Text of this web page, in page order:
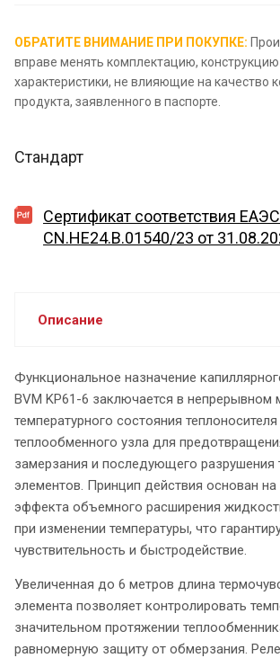
ОБРАТИТЕ ВНИМАНИЕ ПРИ ПОКУПКЕ:
вправе менять комплектацию, конструкцию
характеристики, не влияющие на качество
продукта, заявленного в паспорте.
Стандарт
Сертификат соответствия ЕАЭС
CN.HE24.B.01540/23 от
Описание
Функциональное назначение
BVM KP61-6 заключается в непрерывном
температурного состояния
теплообменного узла для
замерзания и последующего разрушения
элементов. Принцип действия основан на
эффекта объемного расширения
при изменении температуры, что
чувствительность и быстродействие.
Увеличенная до 6 метров длина
элемента позволяет контролировать
значительном протяжении
равномерную защиту от обмерзания.